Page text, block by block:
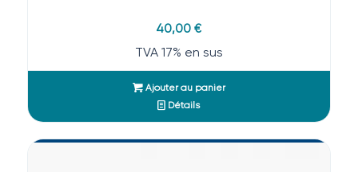
40,00€
TVA 17% en sus
Ajouter au panier
Détails